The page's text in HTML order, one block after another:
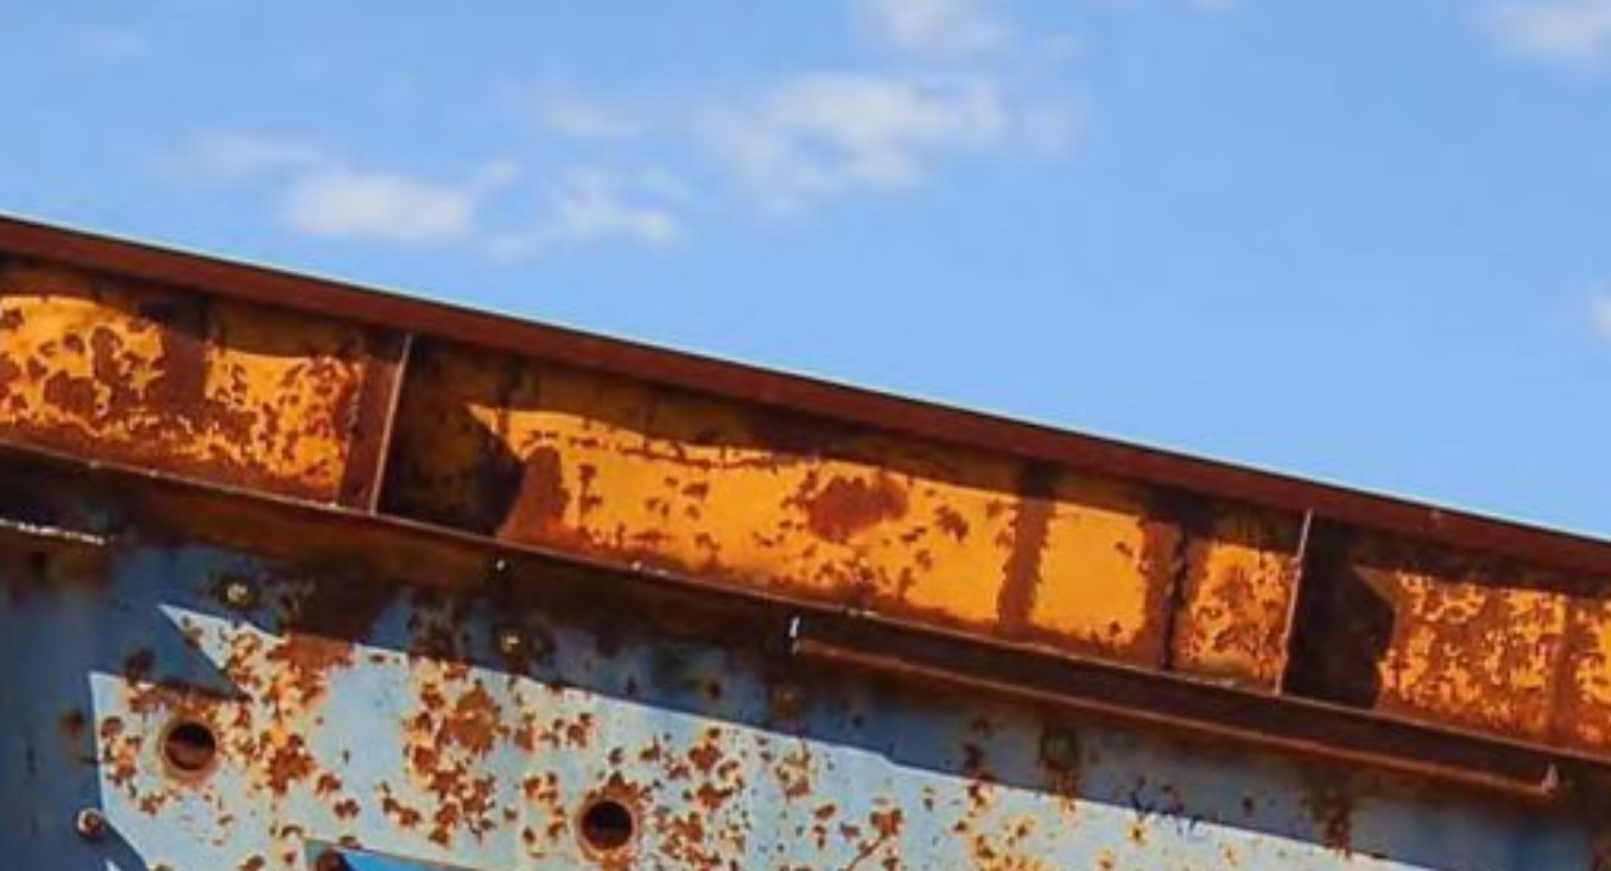
Hit enter to search or ESC to close